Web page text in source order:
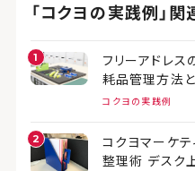
「コクヨの実践例」
フリーアドレス
耗品管理方法と
コクヨの実践例
コクヨマーケテ
整理術 デスク